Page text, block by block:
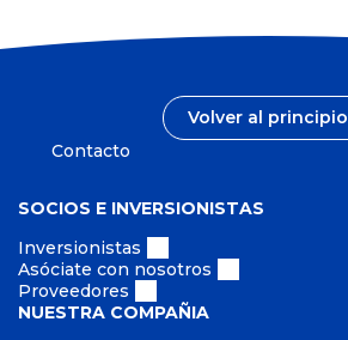
Volver al principio
Contacto
SOCIOS E INVERSIONISTAS
Inversionistas
Asóciate con nosotros
Proveedores
NUESTRA COMPAÑIA